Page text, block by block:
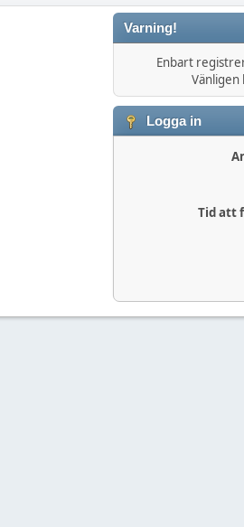
Varning!
Enbart
Vänligen
Logga in
Tid att